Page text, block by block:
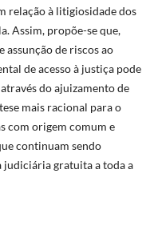
relação à litigiosidade dos
Assim, propõe-se que,
assunção de riscos ao
de acesso à justiça pode
do ajuizamento de
mais racional para o
com origem comum e
continuam sendo
judiciária gratuita a toda a